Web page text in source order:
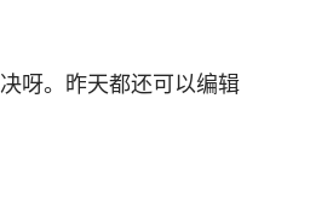
呀。昨天都还可以编辑